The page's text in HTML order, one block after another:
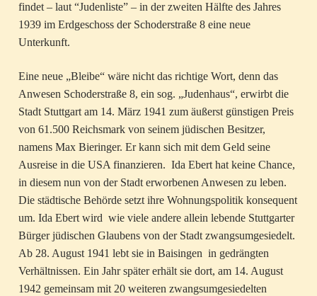
findet – laut “Judenliste” – in der zweiten Hälfte des Jahres
1939 im Erdgeschoss der Schoderstraße 8 eine neue
Unterkunft.
Eine neue „Bleibe“ wäre nicht das richtige Wort, denn das
Anwesen Schoderstraße 8, ein sog. „Judenhaus“, erwirbt die
Stadt Stuttgart am 14. März 1941 zum äußerst günstigen Preis
von 61.500 Reichsmark von seinem jüdischen Besitzer,
namens Max Bieringer. Er kann sich mit dem Geld seine
Ausreise in die USA finanzieren. Ida Ebert hat keine Chance,
in diesem nun von der Stadt erworbenen Anwesen zu leben.
Die städtische Behörde setzt ihre Wohnungspolitik konsequent
um. Ida Ebert wird wie viele andere allein lebende Stuttgarter
Bürger jüdischen Glaubens von der Stadt zwangsumgesiedelt.
Ab 28. August 1941 lebt sie in Baisingen in gedrängten
Verhältnissen. Ein Jahr später erhält sie dort, am 14. August
1942 gemeinsam mit 20 weiteren zwangsumgesiedelten